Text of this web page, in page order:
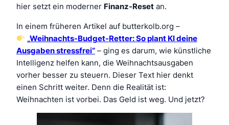
hier setzt ein moderner Finanz-Reset an.
In einem früheren Artikel auf butterkolb.org –
„Weihnachts-Budget-Retter: So plant KI deine
Ausgaben stressfrei“ – ging es darum, wie künstliche
Intelligenz helfen kann, die Weihnachtsausgaben
vorher besser zu steuern. Dieser Text hier denkt
einen Schritt weiter. Denn die Realität ist:
Weihnachten ist vorbei. Das Geld ist weg. Und jetzt?